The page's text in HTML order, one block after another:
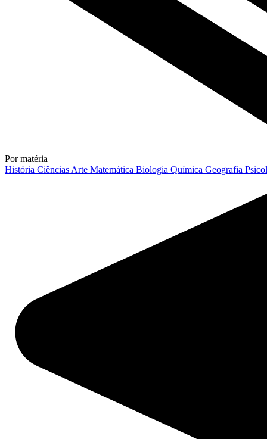
Por matéria
História Ciências Arte Matemática Biologia Química Geografia